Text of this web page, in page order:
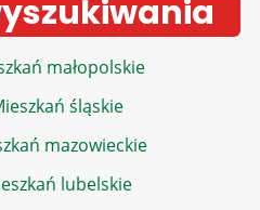
małopolskie
śląskie
mazowieckie
lubelskie